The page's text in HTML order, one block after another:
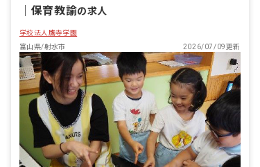
保育教諭の求人
学校法人鷹寺学園
富山県/射水市
2026/07/09更新